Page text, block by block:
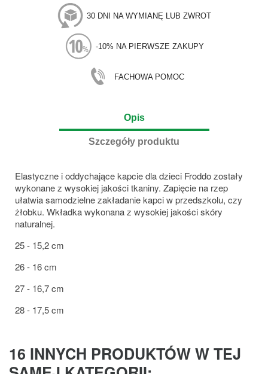
30 DNI NA WYMIANĘ LUB ZWROT
-10% NA PIERWSZE ZAKUPY
FACHOWA POMOC
Opis
Szczegóły produktu
Elastyczne i oddychające kapcie dla dzieci Froddo zostały
wykonane z wysokiej jakości tkaniny. Zapięcie na rzep
ułatwia samodzielne zakładanie kapci w przedszkolu, czy
żłobku. Wkładka wykonana z wysokiej jakości skóry
naturalnej.
25 - 15,2 cm
26 - 16 cm
27 - 16,7 cm
28 - 17,5 cm
16 INNYCH PRODUKTÓW W TEJ